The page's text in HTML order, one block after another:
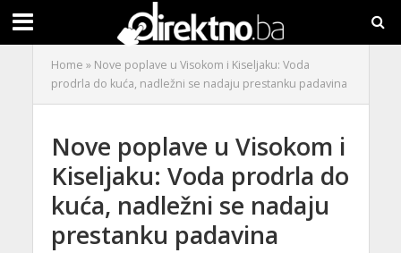
Home » Nove poplave u Visokom i Kiseljaku: Voda
prodrla do kuća, nadležni se nadaju prestanku padavina
Nove poplave u Visokom i
Kiseljaku: Voda prodrla do
kuća, nadležni se nadaju
prestanku padavina